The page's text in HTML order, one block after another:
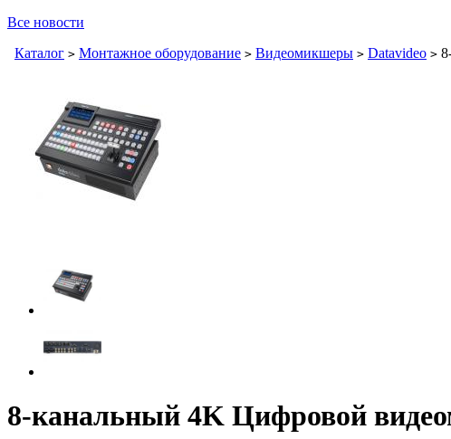
Все новости
Каталог > Монтажное оборудование > Видеомикшеры > Datavideo >
8-канальный 4K Цифровой